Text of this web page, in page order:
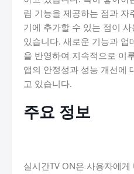
림 기능을 제공하는 점과 자
기에 추가할 수 있는 점이
있습니다. 새로운 기능과 업
을 반영하여 지속적으로 이
앱의 안정성과 성능 개선에
고 있습니다.
주요 정보
실시간TV ON은 사용자에